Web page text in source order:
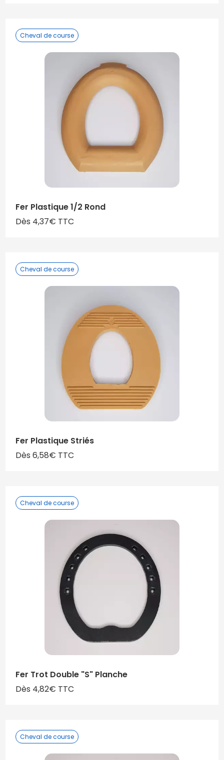
Cheval de course
Fer Plastique 1/2 Rond
Dès 4,37€ TTC
Cheval de course
Fer Plastique Striés
Dès 6,58€ TTC
Cheval de course
Fer Trot Double "S" Planche
Dès 4,82€ TTC
Cheval de course